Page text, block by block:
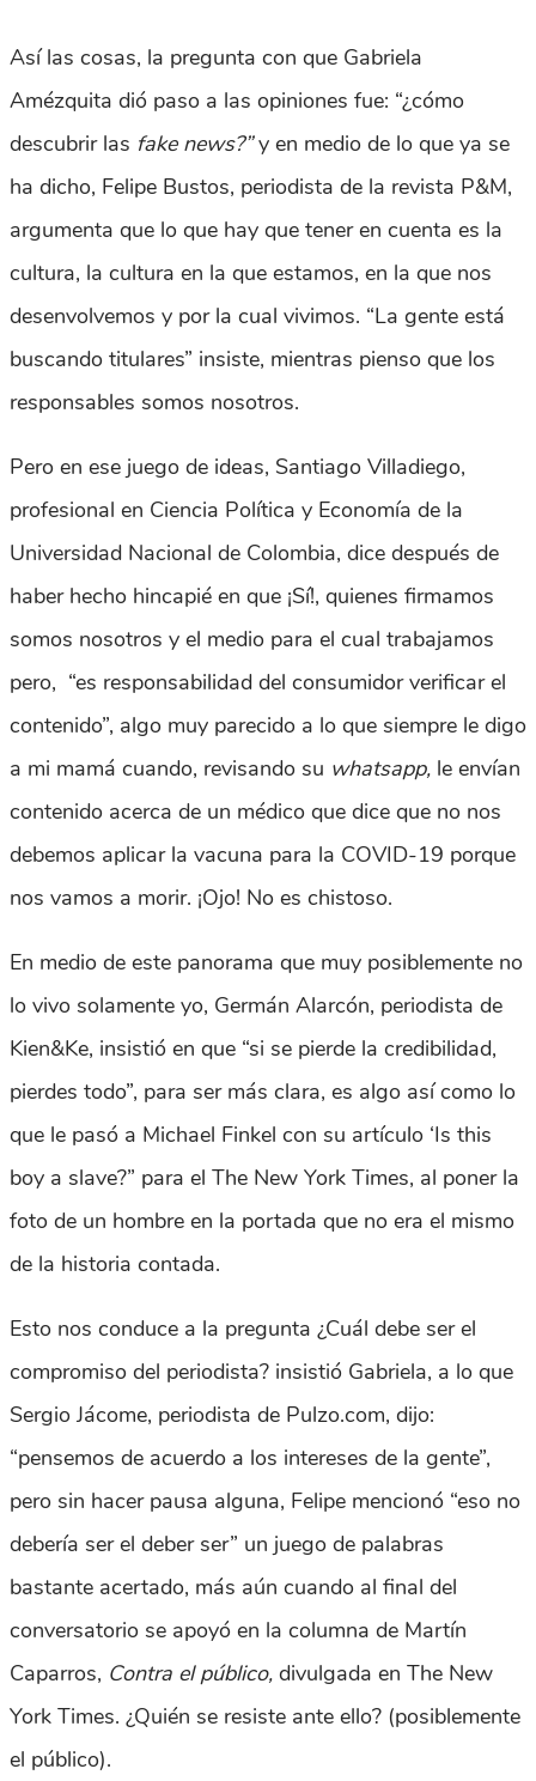
Así las cosas, la pregunta con que Gabriela
Amézquita dió paso a las opiniones fue: “¿cómo
descubrir las fake news?”y en medio de lo que ya se
ha dicho, Felipe Bustos, periodista de la revista P&M,
argumenta que lo que hay que tener en cuenta es la
cultura, la cultura en la que estamos, en la que nos
desenvolvemos y por la cual vivimos. “La gente está
buscando titulares” insiste, mientras pienso que los
responsables somos nosotros.
Pero en ese juego de ideas, Santiago Villadiego,
profesional en Ciencia Política y Economía de la
Universidad Nacional de Colombia, dice después de
haber hecho hincapié en que ¡Sí!, quienes firmamos
somos nosotros y el medio para el cual trabajamos
pero, “es responsabilidad del consumidor verificar el
contenido”, algo muy parecido a lo que siempre le digo
a mi mamá cuando, revisando su whatsapp, le envían
contenido acerca de un médico que dice que no nos
debemos aplicar la vacuna para la COVID-19 porque
nos vamos a morir. ¡Ojo! No es chistoso.
En medio de este panorama que muy posiblemente no
lo vivo solamente yo, Germán Alarcón, periodista de
Kien&Ke, insistió en que “si se pierde la credibilidad,
pierdes todo”, para ser más clara, es algo así como lo
que le pasó a Michael Finkel con su artículo ‘Is this
boy a slave?” para el The New York Times, al poner la
foto de un hombre en la portada que no era el mismo
de la historia contada.
Esto nos conduce a la pregunta ¿Cuál debe ser el
compromiso del periodista? insistió Gabriela, a lo que
Sergio Jácome, periodista de Pulzo.com, dijo:
“pensemos de acuerdo a los intereses de la gente”,
pero sin hacer pausa alguna, Felipe mencionó “eso no
debería ser el deber ser” un juego de palabras
bastante acertado, más aún cuando al final del
conversatorio se apoyó en la columna de Martín
Caparros, Contra el público, divulgada en The New
York Times. ¿Quién se resiste ante ello? (posiblemente
el público).